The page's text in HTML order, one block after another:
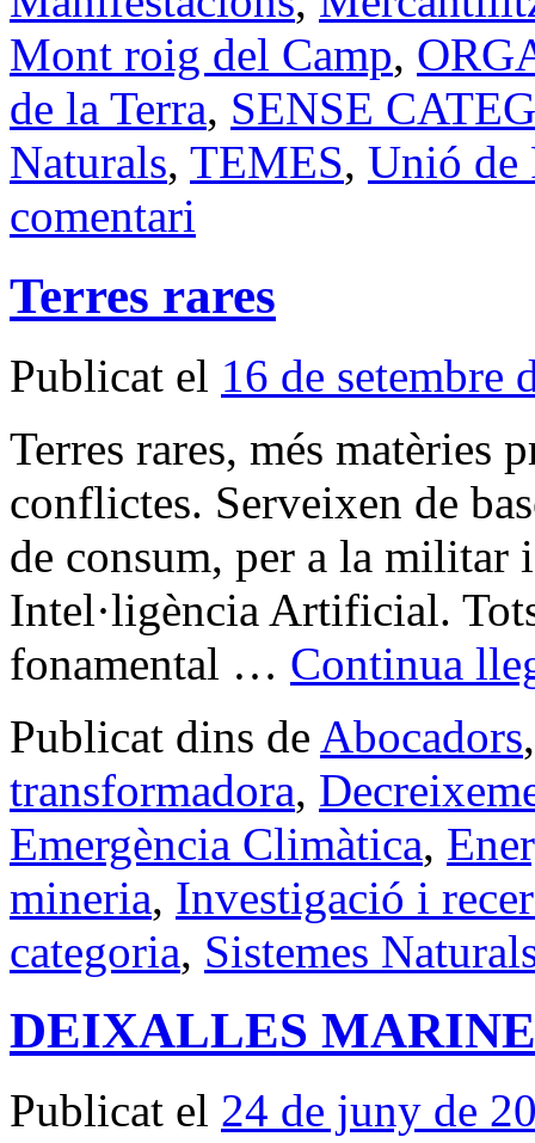
Mont roig del Camp,
de la Terra, SENSE
Naturals, TEMES, Unió de
comentari
Terres rares
Publicat el 16 de setembre
Terres rares, més matèries
conflictes. Serveixen de
de consum, per a la
Intel·ligència Artificial.
fonamental … Continua
Publicat dins de Abocadors
transformadora,
Emergència Climàtica,
mineria, Investigació i
categoria, Sistemes
DEIXALLES
Publicat el 24 de juny de